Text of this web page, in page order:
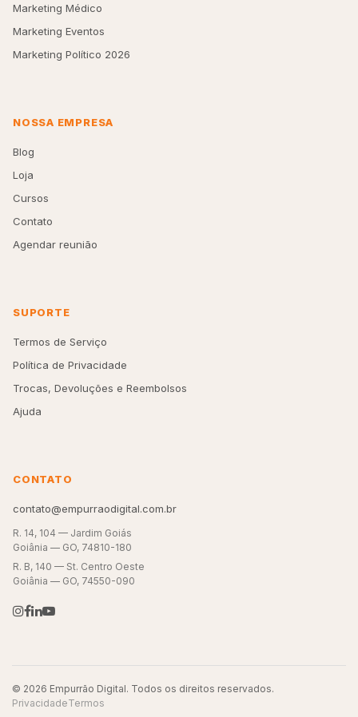
Marketing Médico
Marketing Eventos
Marketing Político 2026
NOSSA EMPRESA
Blog
Loja
Cursos
Contato
Agendar reunião
SUPORTE
Termos de Serviço
Política de Privacidade
Trocas, Devoluções e Reembolsos
Ajuda
CONTATO
contato@empurraodigital.com.br
R. 14, 104 — Jardim Goiás
Goiânia — GO, 74810-180
R. B, 140 — St. Centro Oeste
Goiânia — GO, 74550-090
© 2026 Empurrão Digital. Todos os direitos reservados.
PrivacidadeTermos